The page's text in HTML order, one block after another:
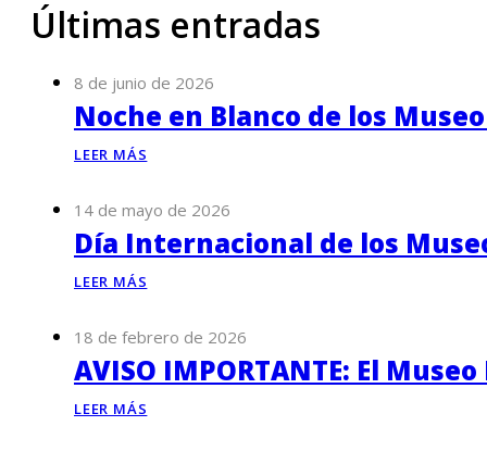
Últimas entradas
8 de junio de 2026
Noche en Blanco de los
LEER MÁS
14 de mayo de 2026
Día Internacional de los
LEER MÁS
18 de febrero de 2026
AVISO IMPORTANTE: El
LEER MÁS